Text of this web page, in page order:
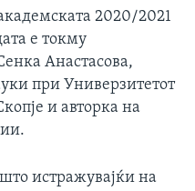
2020/2021
е токму
Анастасова,
при Универзитетот
и авторка на
истражувајќи на